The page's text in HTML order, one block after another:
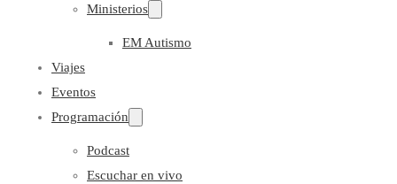
Ministerios
EM Autismo
Viajes
Eventos
Programación
Podcast
Escuchar en vivo